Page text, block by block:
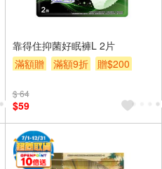
靠得住抑菌好眠褲L 2片
滿額贈
滿額9折 贈$200
$ 64
$59